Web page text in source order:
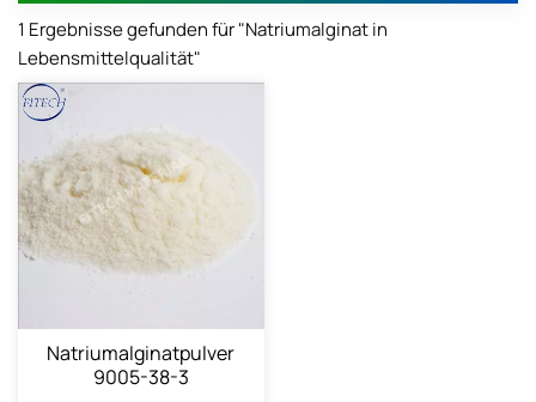
1 Ergebnisse gefunden für "Natriumalginat in
Lebensmittelqualität"
Natriumalginatpulver
9005-38-3